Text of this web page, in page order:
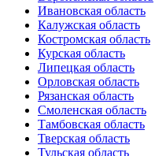
Ивановская область
Калужская область
Костромская область
Курская область
Липецкая область
Орловская область
Рязанская область
Смоленская область
Тамбовская область
Тверская область
Тульская область